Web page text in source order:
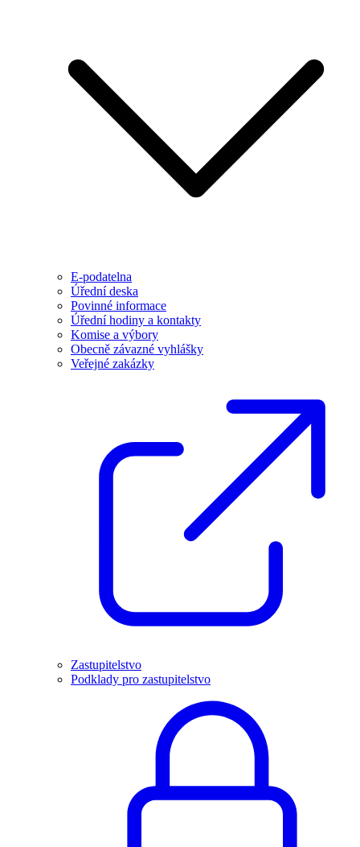
E-podatelna
Úřední deska
Povinné informace
Úřední hodiny a kontakty
Komise a výbory
Obecně závazné vyhlášky
Veřejné zakázky
Zastupitelstvo
Podklady pro zastupitelstvo